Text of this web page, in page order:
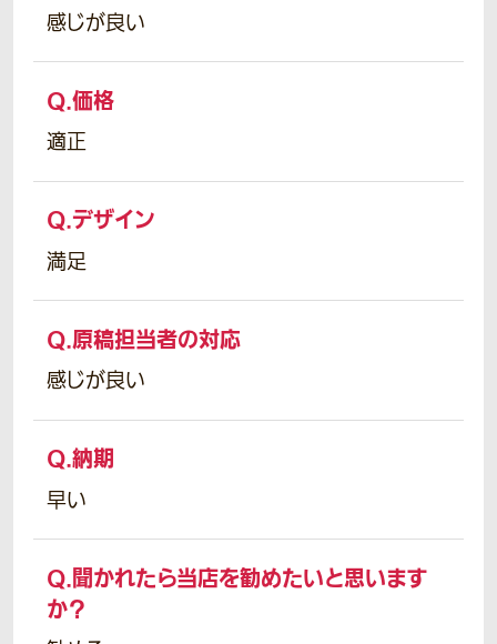
感じが良い
Q.価格
適正
Q.デザイン
満足
Q.原稿担当者の対応
感じが良い
Q.納期
早い
Q.聞かれたら当店を勧めたいと思います
か？